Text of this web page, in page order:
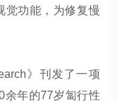
觉功能，为修复慢
》刊发了一项
余年的77岁匐行性